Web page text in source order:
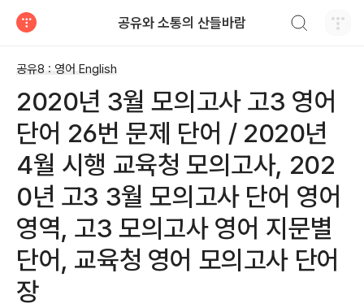
공유와 소통의 산들바람
공유8 : 영어 English
2020년 3월 모의고사 고3 영어
단어 26번 문제 단어 / 2020년
4월 시행 교육청 모의고사, 202
0년 고3 3월 모의고사 단어 영어
영역, 고3 모의고사 영어 지문별
단어, 교육청 영어 모의고사 단어
장